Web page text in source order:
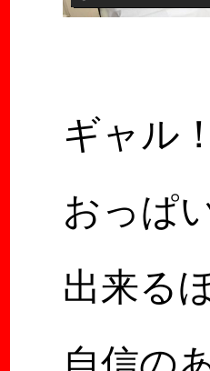
ギャル
おっぱ
出来る